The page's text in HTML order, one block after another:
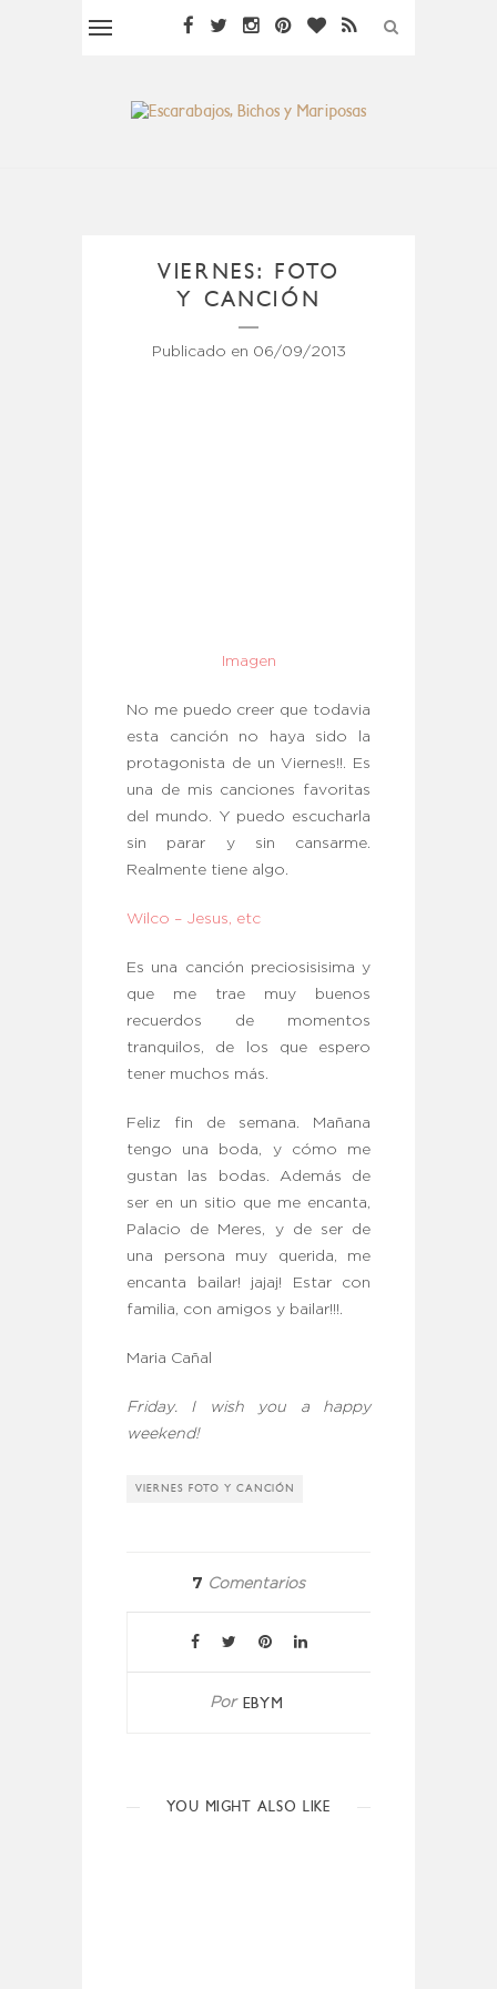
VIERNES: FOTO
Y CANCIÓN
Publicado en 06/09/2013
Imagen
No me puedo creer que todavia
esta canción no haya sido la
protagonista de un Viernes!!. Es
una de mis canciones favoritas
del mundo. Y puedo escucharla
sin parar y sin cansarme.
Realmente tiene algo.
Wilco – Jesus, etc
Es una canción preciosisisima y
que me trae muy buenos
recuerdos de momentos
tranquilos, de los que espero
tener muchos más.
Feliz fin de semana. Mañana
tengo una boda, y cómo me
gustan las bodas. Además de
ser en un sitio que me encanta,
Palacio de Meres, y de ser de
una persona muy querida, me
encanta bailar! jajaj! Estar con
familia, con amigos y bailar!!!.
Maria Cañal
Friday. I wish you a happy
weekend!
VIERNES FOTO Y CANCIÓN
7 Comentarios
Por EBYM
YOU MIGHT ALSO LIKE